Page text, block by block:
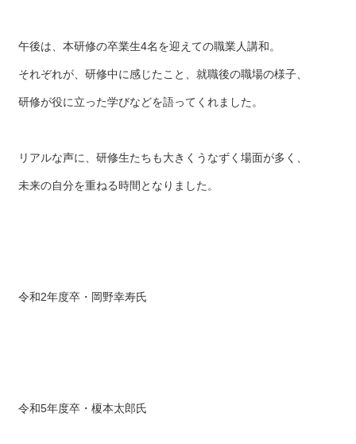
午後は、本研修の卒業生4名を迎えての職業人講和。
それぞれが、研修中に感じたこと、就職後の職場の様子、
研修が役に立った学びなどを語ってくれました。
リアルな声に、研修生たちも大きくうなずく場面が多く、
未来の自分を重ねる時間となりました。
令和2年度卒・岡野幸寿氏
令和5年度卒・榎本太郎氏